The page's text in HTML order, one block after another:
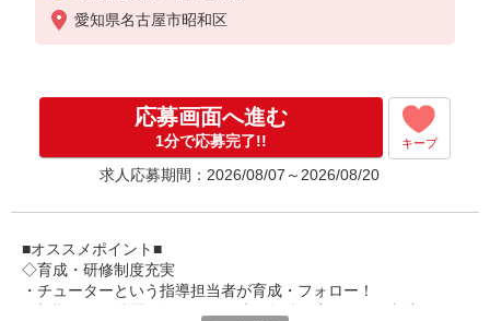
★土日祝日は時給100円アップ！
（18:00〜翌07:59の時間帯）
・ICT手当:2,000円/月
・深夜割増は別途支給
・ケア→ケアの移動時間も賃金（時給）を支給
※特定事業所加算手当:60円/時間含む
愛知県名古屋市昭和区
応募画面へ進む
1分で応募完了!! キープ
求人応募期間：2026/08/07～2026/08/20
■オススメポイント■
◇育成・研修制度充実
・チューターという指導担当者が育成・フォロー！